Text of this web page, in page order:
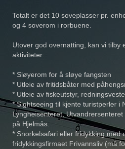
Totalt er det 10 soveplasser pr.
og 4 soverom i rorbuene.
Utover god overnatting, kan vi tilby
aktiviteter:
* Sløyerom for å sløye fangsten
* Utleie av fritidsbåter med
* Utleie av fiskeutstyr,
* Sightseeing til kjente turistperler i
Lyngheisenteret,
på Hjelmås.
* Snorkelsafari eller fridykking med
fridykkingsfirmaet Frivannsliv (må